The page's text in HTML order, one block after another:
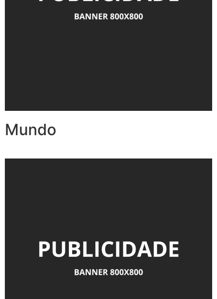
Mundo